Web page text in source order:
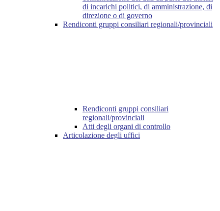
di incarichi politici, di amministrazione, di
direzione o di governo
Rendiconti gruppi consiliari regionali/provinciali
Rendiconti gruppi consiliari
regionali/provinciali
Atti degli organi di controllo
Articolazione degli uffici